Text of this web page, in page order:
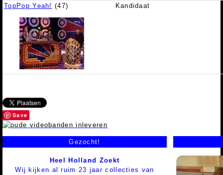
TopPop Yeah! (47) Kandidaat
Save
Gezocht!
Heel Holland Zoekt
Wij kijken al ruim 23 jaar collecties van